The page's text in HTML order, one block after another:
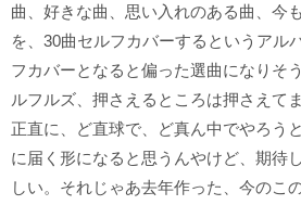
曲、好きな曲、思い入れのある曲、今
を、30曲セルフカバーするというアル
フカバーとなると偏った選曲になりそ
ルフルズ、押さえるところは押さえて
正直に、ど直球で、ど真ん中でやろう
に届く形になると思うんやけど、期待
しい。それじゃあ去年作った、今のこ